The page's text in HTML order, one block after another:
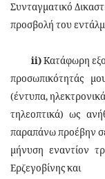
Συνταγματικό
προσβολή του
ii)Κατάφωρη
προσωπικότητάς
(έντυπα,
τηλεοπτικά) ως
παραπάνω προέβην
μήνυση εναντίον
Ερζεγοβίνης και